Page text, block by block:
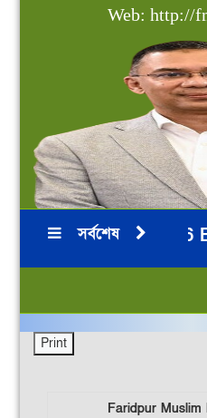
Web: http://
সর্বশেষ
******HSC 2026
Faridpur Muslim